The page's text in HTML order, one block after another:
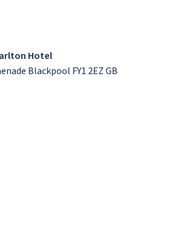
Hotel
Blackpool FY1 2EZ GB